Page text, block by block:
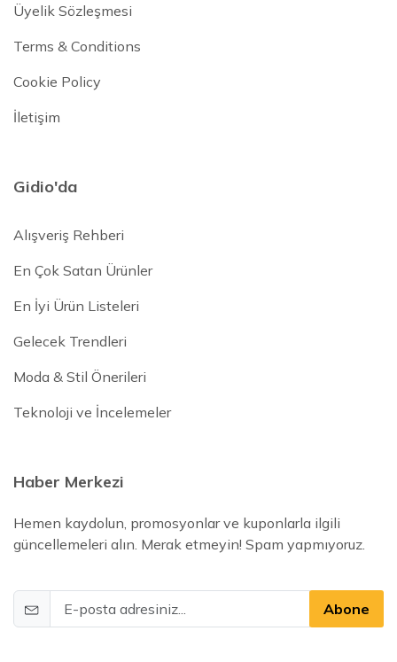
Üyelik Sözleşmesi
Terms & Conditions
Cookie Policy
İletişim
Gidio'da
Alışveriş Rehberi
En Çok Satan Ürünler
En İyi Ürün Listeleri
Gelecek Trendleri
Moda & Stil Önerileri
Teknoloji ve İncelemeler
Haber Merkezi
Hemen kaydolun, promosyonlar ve kuponlarla ilgili
güncellemeleri alın. Merak etmeyin! Spam yapmıyoruz.
Abone